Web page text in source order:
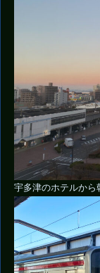
宇多津のホテルから